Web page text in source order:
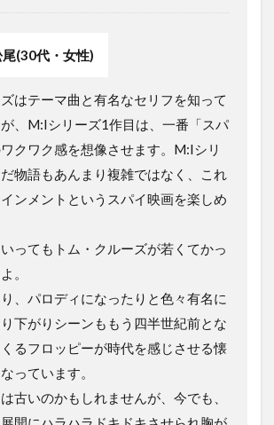
(30代・女性)
はテーマ曲と有名なセリフを知って
、M:Iシリーズ1作目は、一番「スパ
クワク感を想像させます。M:Iシリ
物語もあんまり複雑ではなく、これ
ンメントというスパイ映画を楽しめ
ってもトム・クルーズが若くてかっ
。
、パロディになったりと色々有名に
下がりシーンももう四半世紀前とな
るフロッピーが時代を感じさせる懐
っています。
古いのかもしれませんが、今でも、